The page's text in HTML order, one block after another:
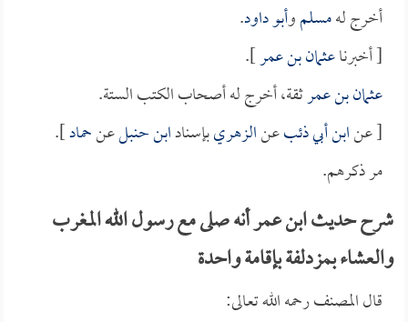
أخرج لهمسلموأبو داود.
[ أخبرناعثمان بن عمر].
عثمان بن عمرثقة، أخرج له أصحاب الكتب الستة.
[ عنابن أبي ذئبعنالزهريبإسنادابن حنبلعنحماد].
مر ذكرهم.
شرح حديث ابن عمر أنه صلى مع رسول الله المغرب
والعشاء بمزدلفة بإقامة واحدة
قال المصنف رحمه الله تعالى: